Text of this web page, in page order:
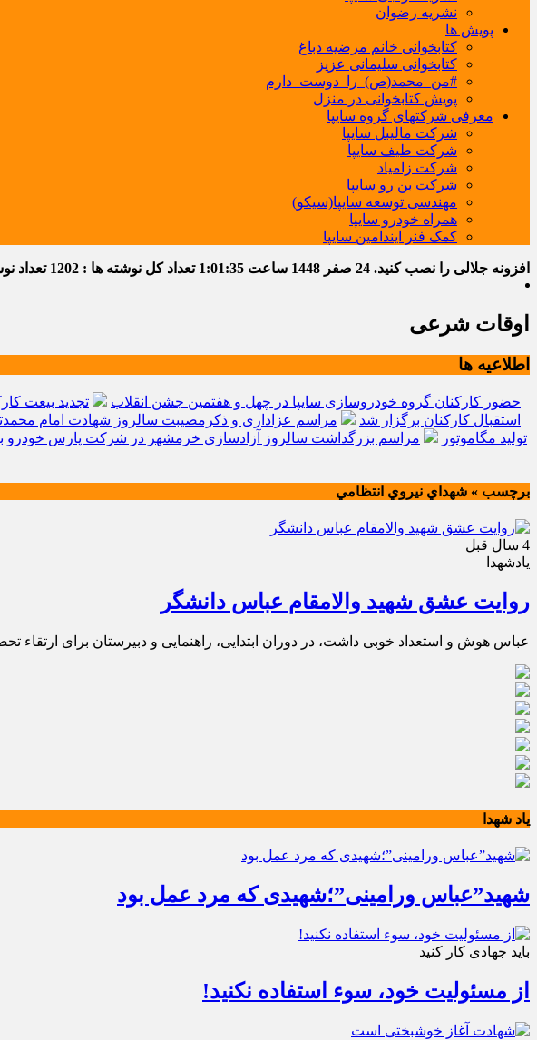
نشریه رضوان
پویش ها
کتابخوانی خانم مرضیه دباغ
کتابخوانی سلیمانی عزیز
#من_محمد(ص)_را_دوست_دارم
پویش کتابخوانی در منزل
معرفی شرکتهای گروه سایپا
شرکت مالیبل سایپا
شرکت طیف سایپا
شرکت زامیاد
شرکت بن رو سایپا
مهندسی توسعه سایپا(سیکو)
همراه خودرو سایپا
کمک فنر ایندامین سایپا
افزونه جلالی را نصب کنید. 24 صفر 1448 ساعت 1:01:36 تعداد کل نوشته ها : 1202 تعداد
اوقات شرعی
اطلاعیه ها
حضور کارکنان گروه خودروسازی سایپا در چهل و هفتمین جشن انقلاب تجدید بیعت
استقبال کارکنان برگزار شد
مراسم عزاداری و ذکرمصیبت سالروز شهادت امام
تولید مگاموتور
مراسم بزرگداشت سالروز آزادسازی خرمشهر در شرکت پارس خودرو
برچسب » شهداي نيروي انتظامي
4 سال قبل
یادشهدا
روایت عشق شهید والامقام عباس دانشگر
عباس هوش و استعداد خوبی داشت، در دوران ابتدایی، راهنمایی و دبیرستان برای
یاد شهدا
شهید”عباس ورامینی”؛شهیدی که مرد عمل بود
باید جهادی کار کنید
از مسئولیت خود، سوء استفاده نکنید!